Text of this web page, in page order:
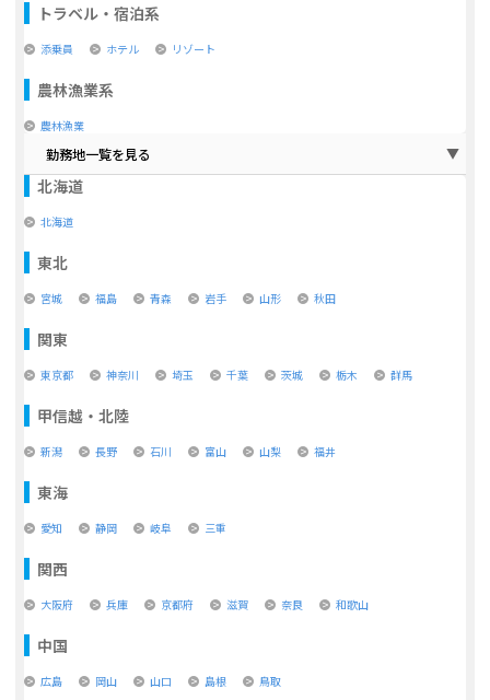
トラベル・宿泊系
添乗員 ホテル リゾート
農林漁業系
農林漁業
勤務地一覧を見る
北海道
北海道
東北
宮城 福島 青森 岩手 山形 秋田
関東
東京都 神奈川 埼玉 千葉 茨城 栃木 群馬
甲信越・北陸
新潟 長野 石川 富山 山梨 福井
東海
愛知 静岡 岐阜 三重
関西
大阪府 兵庫 京都府 滋賀 奈良 和歌山
中国
広島 岡山 山口 島根 鳥取